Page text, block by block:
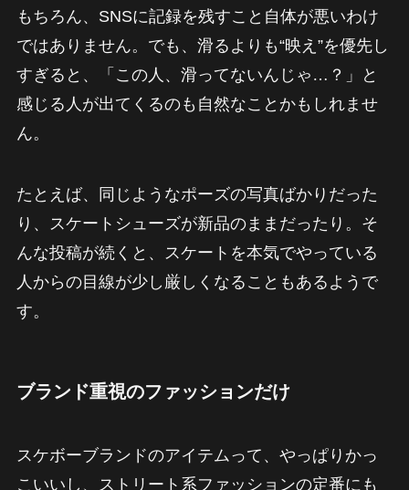
もちろん、SNSに記録を残すこと自体が悪いわけ
ではありません。でも、滑るよりも“映え”を優先し
すぎると、「この人、滑ってないんじゃ…？」と
感じる人が出てくるのも自然なことかもしれませ
ん。
たとえば、同じようなポーズの写真ばかりだった
り、スケートシューズが新品のままだったり。そ
んな投稿が続くと、スケートを本気でやっている
人からの目線が少し厳しくなることもあるようで
す。
ブランド重視のファッションだけ
スケボーブランドのアイテムって、やっぱりかっ
こいいし、ストリート系ファッションの定番にも